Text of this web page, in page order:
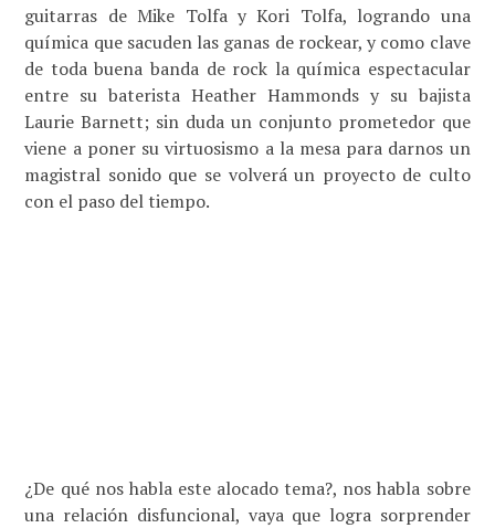
guitarras de Mike Tolfa y Kori Tolfa, logrando una
química que sacuden las ganas de rockear, y como clave
de toda buena banda de rock la química espectacular
entre su baterista Heather Hammonds y su bajista
Laurie Barnett; sin duda un conjunto prometedor que
viene a poner su virtuosismo a la mesa para darnos un
magistral sonido que se volverá un proyecto de culto
con el paso del tiempo.
¿De qué nos habla este alocado tema?, nos habla sobre
una relación disfuncional, vaya que logra sorprender